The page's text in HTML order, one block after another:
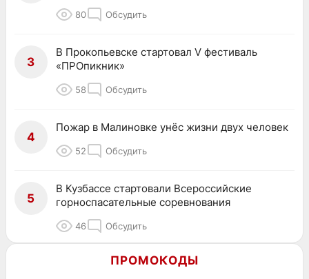
80 Обсудить
3
В Прокопьевске стартовал V фестиваль
«ПРОпикник»
58 Обсудить
4
Пожар в Малиновке унёс жизни двух человек
52 Обсудить
5
В Кузбассе стартовали Всероссийские
горноспасательные соревнования
46 Обсудить
ПРОМОКОДЫ